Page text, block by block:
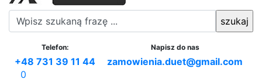
Telefon:
+48 731 39 11 44
Napisz do nas
zamowienia.duet@gmail.com
0